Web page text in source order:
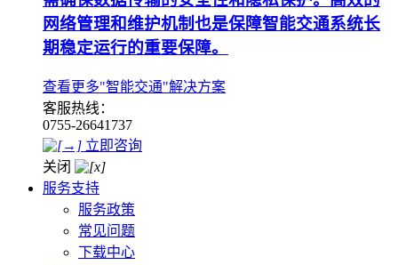
网络管理和维护机制也是保障智能交通系统长
期稳定运行的重要保障。
查看更多"智能交通"解决方案
客服热线：
0755-26641737
立即咨询
关闭
服务支持
服务政策
常见问题
下载中心